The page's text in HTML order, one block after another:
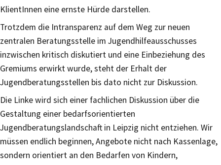
KlientInnen eine ernste Hürde darstellen.
Trotzdem die Intransparenz auf dem Weg zur neuen
zentralen Beratungsstelle im Jugendhilfeausschusses
inzwischen kritisch diskutiert und eine Einbeziehung des
Gremiums erwirkt wurde, steht der Erhalt der
Jugendberatungsstellen bis dato nicht zur Diskussion.
Die Linke wird sich einer fachlichen Diskussion über die
Gestaltung einer bedarfsorientierten
Jugendberatungslandschaft in Leipzig nicht entziehen. Wir
müssen endlich beginnen, Angebote nicht nach Kassenlage,
sondern orientiert an den Bedarfen von Kindern,